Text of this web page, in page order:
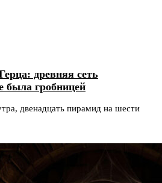
древняя сеть
была гробницей
двенадцать пирамид на шести